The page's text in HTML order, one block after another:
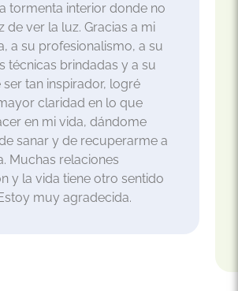
tormenta interior donde no
de ver la luz. Gracias a mi
a su profesionalismo, a su
técnicas brindadas y a su
tan inspirador, logré
claridad en lo que
en mi vida, dándome
sanar y de recuperarme a
Muchas relaciones
y la vida tiene otro sentido
muy agradecida.